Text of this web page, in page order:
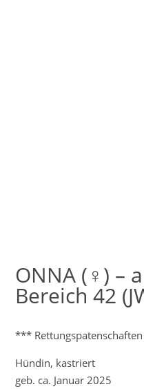
ONNA (♀) –
Bereich 42
***
Hündin, kastriert
geb. ca. Januar 2025